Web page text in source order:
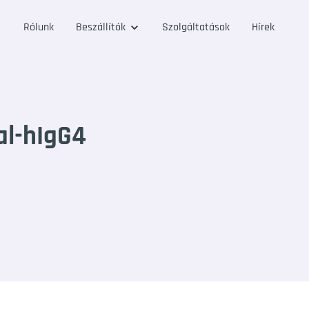
Rólunk Beszállítók Szolgáltatások Hírek
hIgG4